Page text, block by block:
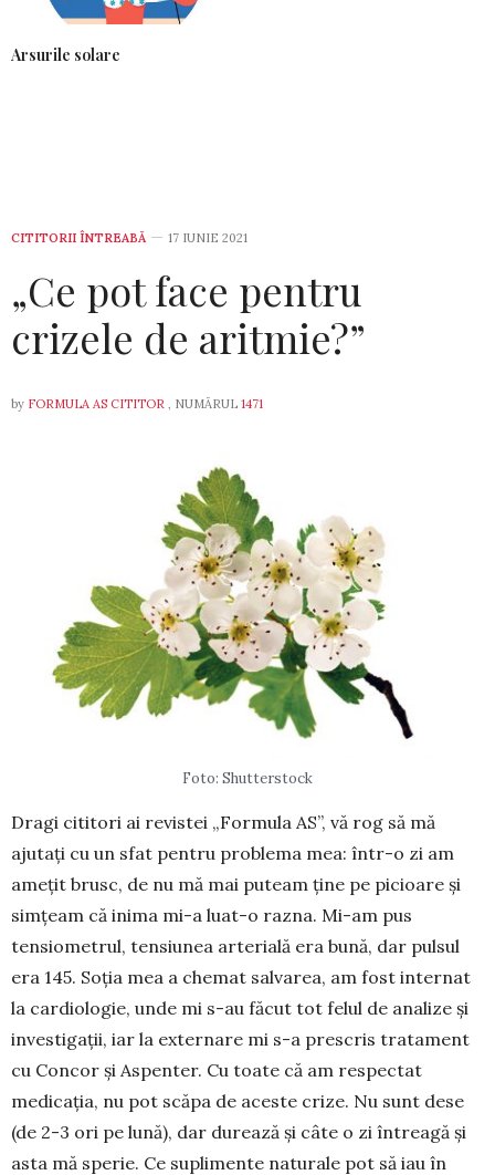
Arsurile solare
CITITORII ÎNTREABĂ 17 IUNIE 2021
„Ce pot face pentru
crizele de aritmie?”
by FORMULA AS CITITOR , NUMĂRUL 1471
Foto: Shutterstock
Dragi cititori ai revistei „Formula AS”, vă rog să mă
ajutați cu un sfat pentru problema mea: într-o zi am
amețit brusc, de nu mă mai puteam ține pe picioare și
simțeam că inima mi-a luat-o razna. Mi-am pus
tensiometrul, tensiunea arte­rială era bună, dar pulsul
era 145. Soția mea a chemat salvarea, am fost internat
la cardiolo­gie, unde mi s-au făcut tot felul de anali­ze și
in­ves­tigații, iar la externare mi s-a prescris trata­ment
cu Concor și Aspenter. Cu toate că am res­pectat
medicația, nu pot scăpa de aceste crize. Nu sunt dese
(de 2-3 ori pe lună), dar durează și câte o zi întreagă și
asta mă sperie. Ce suplimente naturale pot să iau în